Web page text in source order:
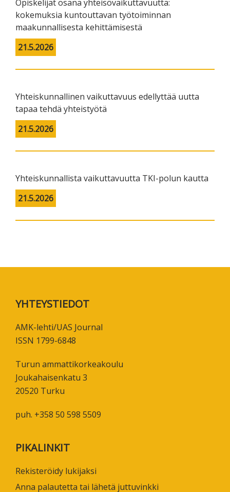
Opiskelijat osana yhteisövaikuttavuutta:
kokemuksia kuntouttavan työtoiminnan
maakunnallisesta kehittämisestä
21.5.2026
Yhteiskunnallinen vaikuttavuus edellyttää uutta
tapaa tehdä yhteistyötä
21.5.2026
Yhteiskunnallista vaikuttavuutta TKI-polun kautta
21.5.2026
Footer
YHTEYSTIEDOT
AMK-lehti/UAS Journal
ISSN 1799-6848
Turun ammattikorkeakoulu
Joukahaisenkatu 3
20520 Turku
puh. +358 50 598 5509
PIKALINKIT
Rekisteröidy lukijaksi
Anna palautetta tai lähetä juttuvinkki